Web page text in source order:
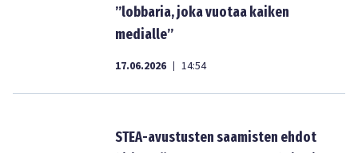
”lobbaria, joka vuotaa kaiken
medialle”
17.06.2026 | 14:54
STEA-avustusten saamisten ehdot